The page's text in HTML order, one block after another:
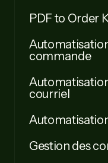
PDF to Order
commande
courriel
Gestion des